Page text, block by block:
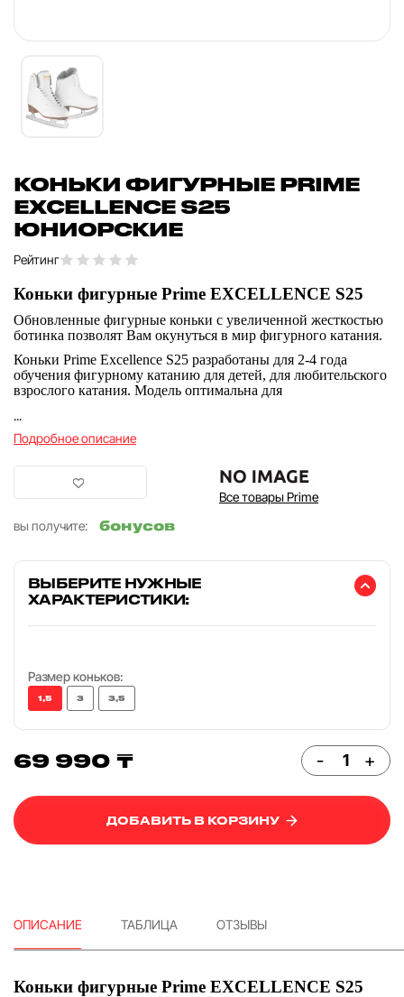
КОНЬКИ ФИГУРНЫЕ PRIME
EXCELLENCE S25
ЮНИОРСКИЕ
Рейтинг
Коньки фигурные Prime EXCELLENCE S25
Обновленные фигурные коньки с увеличенной жесткостью
ботинка позволят Вам окунуться в мир фигурного катания.
Коньки Prime Excellence S25 разработаны для 2-4 года
обучения фигурному катанию для детей, для любительского
взрослого катания. Модель оптимальна для
...
Подробное описание
Все товары Prime
вы получите:
бонусов
ВЫБЕРИТЕ НУЖНЫЕ
ХАРАКТЕРИСТИКИ:
Размер коньков:
1,5 3 3,5
69 990 ₸ - +
ДОБАВИТЬ В КОРЗИНУ
ОПИСАНИЕ ТАБЛИЦА ОТЗЫВЫ
Коньки фигурные Prime EXCELLENCE S25